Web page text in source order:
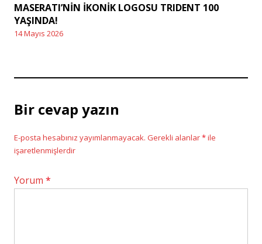
MASERATI’NİN İKONİK LOGOSU TRIDENT 100
YAŞINDA!
Posted
14 Mayıs 2026
Bir cevap yazın
E-posta hesabınız yayımlanmayacak. Gerekli alanlar*ile
işaretlenmişlerdir
Yorum *